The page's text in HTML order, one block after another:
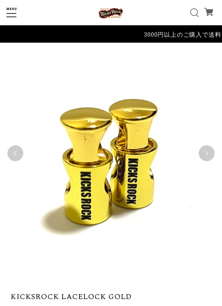
3000円以上のご購入で送料
KICKSROCK LACELOCK GOLD